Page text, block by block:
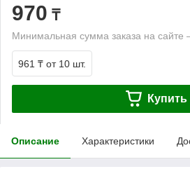
970 ₸
Минимальная сумма заказа на
961 ₸ от 10 шт.
Купить
Описание Характеристики